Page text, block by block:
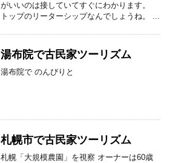
がいいのは接していてすぐにわかります。
トップのリーターシップなんでしょうね。 ...
湯布院で古民家ツーリズム
湯布院で のんびりと
札幌市で古民家ツーリズム
札幌「大規模農園」を視察 オーナーは60歳